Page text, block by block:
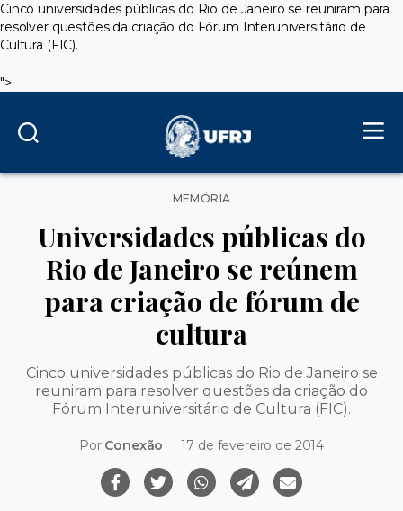
Cinco universidades públicas do Rio de Janeiro se reuniram para
resolver questões da criação do Fórum Interuniversitário de
Cultura (FIC).
">
Categorias
MEMÓRIA
Universidades públicas do
Rio de Janeiro se reúnem
para criação de fórum de
cultura
Cinco universidades públicas do Rio de Janeiro se
reuniram para resolver questões da criação do
Fórum Interuniversitário de Cultura (FIC).
Por Conexão 17 de fevereiro de 2014